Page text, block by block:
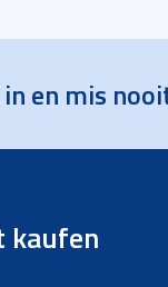
en mis
kaufen